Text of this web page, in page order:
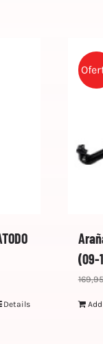
Details
(09-